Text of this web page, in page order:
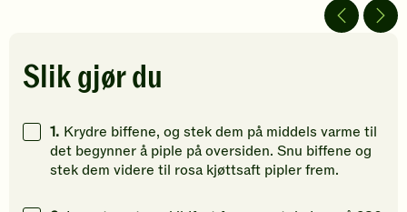
Klikk
for
gi
din
vurdering.
din
vurdering.
av
5
din
Slik gjør du
1. Krydre biffene, og stek dem på middels varme til
det begynner å piple på oversiden. Snu biffene og
stek dem videre til rosa kjøttsaft pipler frem.